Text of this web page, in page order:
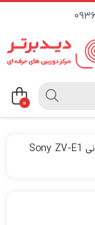
0
دوربین عکاسی سونی Sony ZV-E1